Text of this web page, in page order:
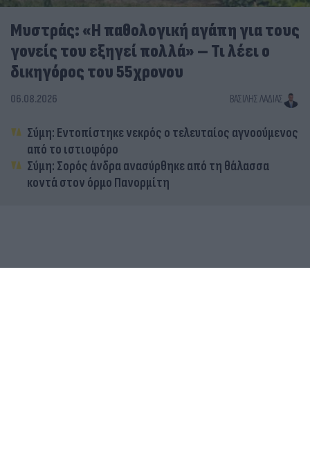
Μυστράς: «Η παθολογική αγάπη για τους
γονείς του εξηγεί πολλά» – Τι λέει ο
δικηγόρος του 55χρονου
06.08.2026 ΒΑΣΊΛΗΣ ΛΑΔΙΆΣ
Σύμη: Εντοπίστηκε νεκρός ο τελευταίος αγνοούμενος
από το ιστιοφόρο
Σύμη: Σορός άνδρα ανασύρθηκε από τη θάλασσα
κοντά στον όρμο Πανορμίτη